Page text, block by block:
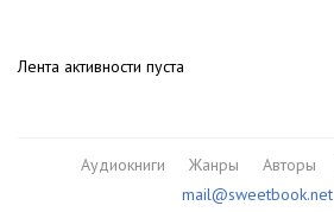
Лента активности пуста
Аудиокниги Жанры Авторы
mail@sweetbook.net